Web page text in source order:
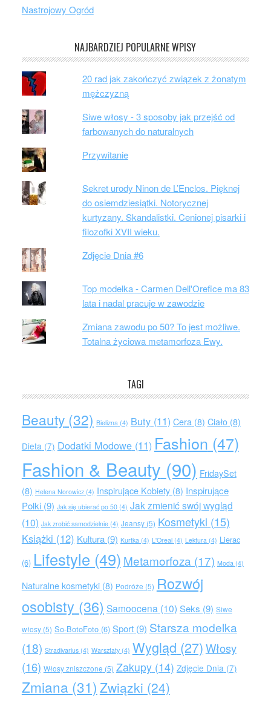
Nastrojowy Ogród
NAJBARDZIEJ POPULARNE WPISY
20 rad jak zakończyć związek z żonatym
mężczyzną
Siwe włosy - 3 sposoby jak przejść od
farbowanych do naturalnych
Przywitanie
Sekret urody Ninon de L’Enclos. Pięknej
do osiemdziesiątki. Notorycznej
kurtyzany. Skandalistki. Cenionej pisarki i
filozofki XVII wieku.
Zdjęcie Dnia #6
Top modelka - Carmen Dell'Orefice ma 83
lata i nadal pracuje w zawodzie
Zmiana zawodu po 50? To jest możliwe.
Totalna życiowa metamorfoza Ewy.
TAGI
Beauty(32) Bielizna(4) Buty(11) Cera(8) Ciało(8)
Dieta(7) Dodatki Modowe(11) Fashion (47)
Fashion & Beauty (90) FridaySet
(8) Helena Norowicz(4) Inspirujące Kobiety(8) Inspirujące
Polki(9) Jak się ubierać po 50(4) Jak zmienić swój wygląd
(10) Jak zrobić samodzielnie(4) Jeansy(5) Kosmetyki (15)
Książki (12) Kultura(9) Kurtka(4) L'Oreal(4) Lektura(4) Lierac
(6) Lifestyle (49) Metamorfoza (17) Moda(4)
Naturalne kosmetyki(8) Podróże (5) Rozwój
osobisty (36) Samoocena (10) Seks (9) Siwe
włosy(5) So-BotoFoto(6) Sport(9) Starsza modelka
(18) Stradivarius(4) Warsztaty(4) Wygląd (27)Włosy
(16) Włosy zniszczone (5) Zakupy(14) Zdjęcie Dnia(7)
Zmiana (31) Związki (24)